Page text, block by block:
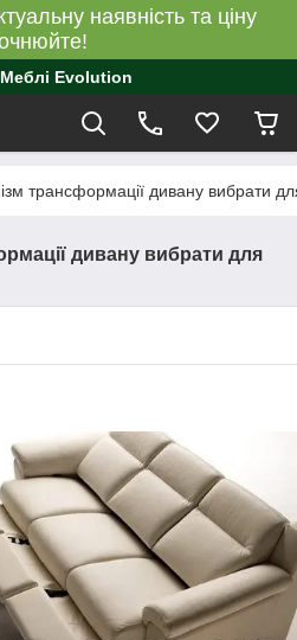
наявність та ціну
Меблі Evolution
трансформації дивану вибрати
дивану вибрати для